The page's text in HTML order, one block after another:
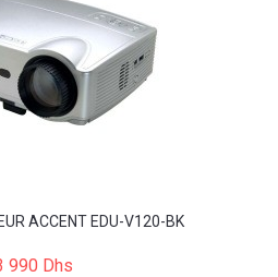
ACCENT EDU-V120-BK
990 Dhs